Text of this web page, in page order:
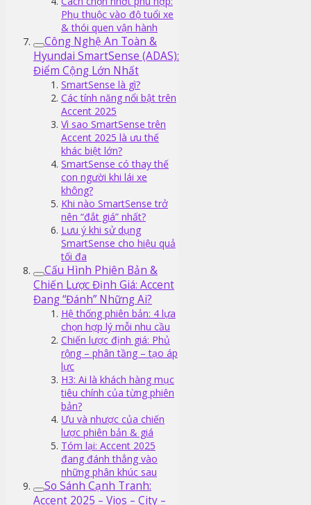
Phụ thuộc vào độ tuổi xe
& thói quen vận hành
Công Nghệ An Toàn &
Hyundai SmartSense (ADAS):
Điểm Cộng Lớn Nhất
SmartSense là gì?
Các tính năng nổi bật trên
Accent 2025
Vì sao SmartSense trên
Accent 2025 là ưu thế
khác biệt lớn?
SmartSense có thay thế
con người khi lái xe
không?
Khi nào SmartSense trở
nên “đắt giá” nhất?
Lưu ý khi sử dụng
SmartSense cho hiệu quả
tối đa
Cấu Hình Phiên Bản &
Chiến Lược Định Giá: Accent
Đang “Đánh” Những Ai?
Hệ thống phiên bản: 4 lựa
chọn hợp lý mỗi nhu cầu
Chiến lược định giá: Phủ
rộng – phân tầng – tạo áp
lực
H3: Ai là khách hàng mục
tiêu chính của từng phiên
bản?
Ưu và nhược của chiến
lược phiên bản & giá
Tóm lại: Accent 2025
đang đánh thẳng vào
những phân khúc sau
So Sánh Cạnh Tranh:
Accent 2025 – Vios – City –